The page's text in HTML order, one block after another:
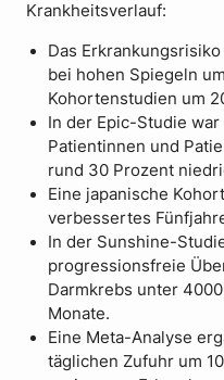
Krankheitsverlauf:
Das
bei hohen Spiegeln
Kohortenstudien um
In der Epic-Studie
Patientinnen und
rund 30 Prozent
Eine japanische
verbessertes
In der Sunshine-
progressionsfreie
Darmkrebs unter
Monate.
Eine Meta-Analyse
täglichen Zufuhr um